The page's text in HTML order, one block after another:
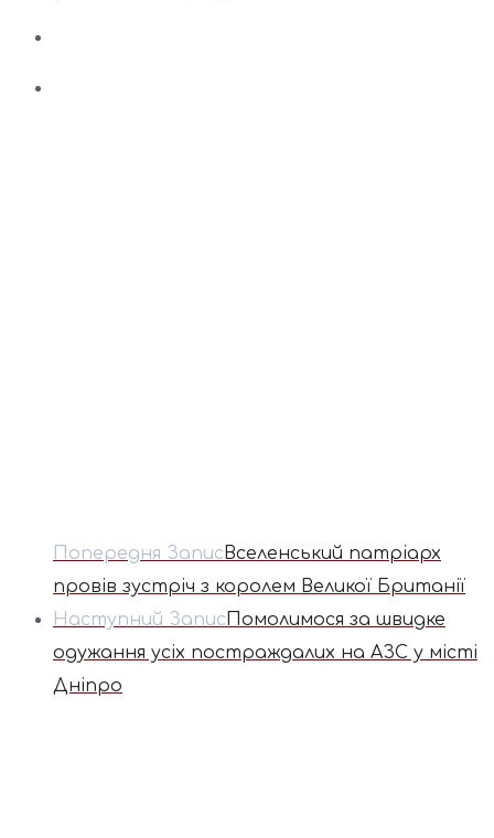
Попередня Запис Вселенський патріарх
провів зустріч з королем Великої Британії
Наступний ЗаписПомолимося за швидке
одужання усіх постраждалих на АЗС у місті
Дніпро